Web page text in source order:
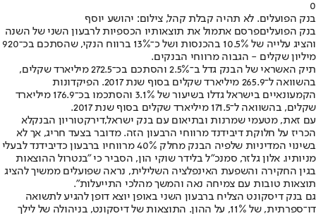
0
בנק הפועלים. לא תהיה קבלת קהל, צילום: יהושע יוסף
בנק הפועליםפרסם אתמול את תוצאותיו הכספיות לרבעון השני של השנה
והציג עלייה של 10.5% בהכנסות ושל כ־13% ברווח הנקי, שהסתכם בכ־920
מיליון שקלים - הגבוה מרווחי הבנקים.
תיק האשראי של הבנק גדל ב־2.5% והסתכם בכ־272.5 מיליארד שקלים,
בהשוואה ל־265.9 מיליארד שקלים בסוף שנת 2017. הפיקדונות
הקמעונאיים בישראל גדלו בשיעור של 3.1% והסתכמו בכ־176.9 מיליארד
שקלים, בהשוואה ל־171.5 מיליארד שקלים בסוף שנת 2017.
עם זאת, מטעמי שמרנות ובתיאום עם בנק ישראל,דירקטוריון הבנקלא
הכריז על חלוקת דיבידנד מרווחי הרבעון הזה. מדובר בצעד חריג, אך לא
בשינוי המדיניות שלפיה הבנק מחלק 40% מרווחיו ברבעון כדיבידנד לבעלי
מניותיו. אלון גלזר, סמנכ"ל בלידר שוקי הון, הסביר כי "בנטרול ההוצאות
בגין החקירה והשפעת האינפלציה השלילית, נראה שפועלים ממשיך להציג
תוצאות טובות עם צמיחה נאה והמשך מהלכי התייעלות".
גם בנק דיסקונט הצליח ברבעון השני באופן יוצא דופן להגיע לתשואה
דו־ספרתית, של 11%, על ההון. התוצאות של דיסקונט, בניהולה של לילך